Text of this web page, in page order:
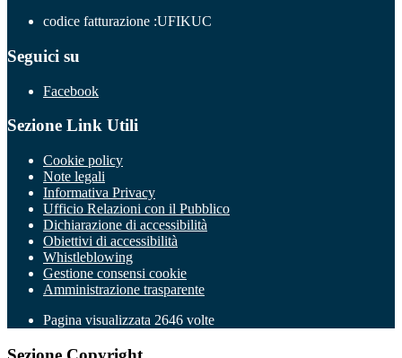
codice fatturazione :UFIKUC
Seguici su
Facebook
Sezione Link Utili
Cookie policy
Note legali
Informativa Privacy
Ufficio Relazioni con il Pubblico
Dichiarazione di accessibilità
Obiettivi di accessibilità
Whistleblowing
Gestione consensi cookie
Amministrazione trasparente
Pagina visualizzata 2646 volte